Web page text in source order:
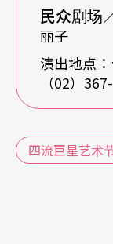
等作品将被台
直接拿来回收利
非单一取样的
《乱七八糟漫
民众剧场
丽子
演出地点
（02）
四流巨星艺术